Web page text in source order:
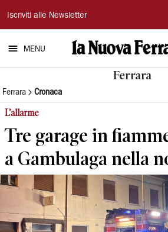
La
Nuova
Ferrara
Iscriviti alle Newsletter
MENU
Ferrara
Ferrara Cronaca
L’allarme
Tre garage in
a Gambulaga nella